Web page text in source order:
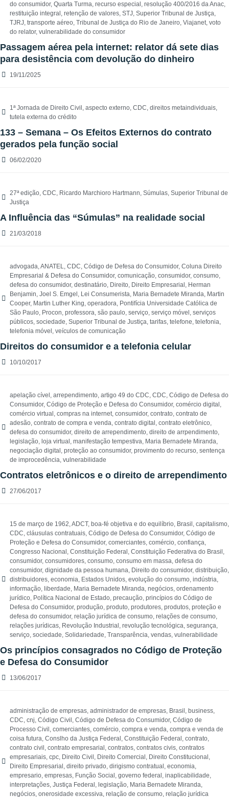
do consumidor, Quarta Turma, recurso especial , resolução 400/2016 da Anac,
restituição integral , retenção de valores, STJ, Superior Tribunal de Justiça,
TJRJ, transporte aéreo, Tribunal de Justiça do Rio de Janeiro, Viajanet, voto
do relator, vulnerabilidade do consumidor
Passagem aérea pela internet: relator dá sete dias
para desistência com devolução do dinheiro
19/11/2025
1ª Jornada de Direito Civil , aspecto externo, CDC, direitos metaindividuais,
tutela externa do crédito
133 – Semana – Os Efeitos Externos do contrato
gerados pela função social
06/02/2020
27ª edição, CDC, Ricardo Marchioro Hartmann, Súmulas, Superior Tribunal de
Justiça
A Influência das “Súmulas” na realidade social
21/03/2018
advogada,ANATEL, CDC, Código de Defesa do Consumidor, Coluna Direito
Empresarial & Defesa do Consumidor, comunicação, consumidor, consumo,
defesa do consumidor, destinatário, Direito, Direito Empresarial , Herman
Benjamin, Joel S. Emgel , Lei Consumerista, Maria Bernadete Miranda, Martin
Cooper, Martin Luther King, operadora, Pontifícia Universidade Católica de
São Paulo, Procon, professora, são paulo, serviço, serviço móvel , serviços
públicos, sociedade, Superior Tribunal de Justiça, tarifas, telefone, telefonia,
telefonia móvel , veículos de comunicação
Direitos do consumidor e a telefonia celular
10/10/2017
apelação cível , arrependimento, artigo 49 do CDC, CDC, Código de Defesa do
Consumidor, Código de Proteção e Defesa do Consumidor, comércio digital ,
comércio virtual , compras na internet, consumidor, contrato, contrato de
adesão, contrato de compra e venda, contrato digital , contrato eletrônico,
defesa do consumidor, direito de arrependimento, direito de arrpendimento,
legislação, loja virtual , manifestação tempestiva, Maria Bernadete Miranda,
negociação digital , proteção ao consumidor, provimento do recurso, sentença
de improcedência, vulnerabilidade
Contratos eletrônicos e o direito de arrependimento
27/06/2017
15 de março de 1962,ADCT, boa-fé objetiva e do equilíbrio, Brasil , capitalismo,
CDC, cláusulas contratuais, Código de Defesa do Consumidor, Código de
Proteção e Defesa do Consumidor, comerciantes, comércio, confiança,
Congresso Nacional , Constituição Federal , Constituição Federativa do Brasil ,
consumidor, consumidores, consumo, consumo em massa, defesa do
consumidor, dignidade da pessoa humana, Direito do consumidor, distribuição,
distribuidores, economia, Estados Unidos, evolução do consumo, indústria,
informação, liberdade, Maria Bernadete Miranda, negócios, ordenamento
jurídico, Política Nacional de Estado, precaução, princípios do Código de
Defesa do Consumidor, produção, produto, produtores, produtos, proteção e
defesa do consumidor, relação jurídica de consumo, relações de consumo,
relações jurídicas, Revolução Industrial , revolução tecnológica, segurança,
serviço, sociedade, Solidariedade, Transparência, vendas, vulnerabilidade
Os princípios consagrados no Código de Proteção
e Defesa do Consumidor
13/06/2017
administração de empresas, administrador de empresas, Brasil , business,
CDC, cnj, Código Civil , Código de Defesa do Consumidor, Código de
Processo Civil , comerciantes, comércio, compra e venda, compra e venda de
coisa futura, Conslho da Justiça Federal , Constituição Federal , contrato,
contrato civil , contrato empresarial , contratos, contratos civis, contratos
empresariais, cpc, Direito Civil , Direito Comercial , Direito Constitucional ,
Direito Empresarial , direito privado, dirigismo contratual , economia,
empresario, empresas, Função Social , governo federal , inaplicabilidade,
interpretações, Justiça Federal , legislação, Maria Bernadete Miranda,
negócios, onerosidade excessiva, relação de consumo, relação jurídica